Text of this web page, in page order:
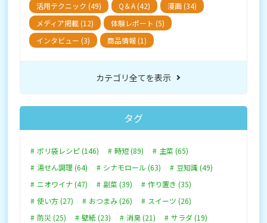
活用テクニック (49)
Q＆A (42)
漫画 (34)
メディア掲載 (12)
体験レポート (5)
インタビュー (3)
商品情報 (1)
カテゴリ全てを表示
タグ
ポリ袋レシピ (146) 時短 (89)
主菜 (65)
湯せん調理 (64)
シナモロール (63)
豆知識 (49)
ニオワイナ (47)
副菜 (39)
作り置き (35)
使い方 (27)
おつまみ (26)
スイーツ (26)
防災 (25)
壁紙 (23) 消臭 (21)
サラダ (19)